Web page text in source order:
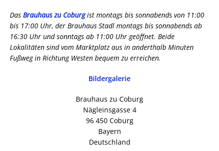
Das Brauhaus zu Coburgist montags bis sonnabends von 11:00
bis 17:00 Uhr, der Brauhaus Stadl montags bis sonnabends ab
16:30 Uhr und sonntags ab 11:00 Uhr geöffnet. Beide
Lokalitäten sind vom Marktplatz aus in anderthalb Minuten
Fußweg in Richtung Westen bequem zu erreichen.
Bildergalerie
Brauhaus zu Coburg
Nägleinsgasse 4
96 450 Coburg
Bayern
Deutschland